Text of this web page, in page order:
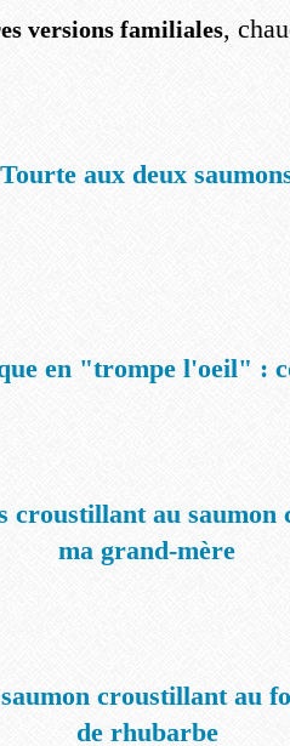
versions familiales,
Tourte aux deux
en "trompe l'oeil" :
croustillant au saumon
ma grand-mère
croustillant au
de rhubarbe